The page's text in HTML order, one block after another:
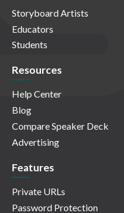
Storyboard Artists
Educators
Students
Resources
Help Center
Blog
Compare Speaker Deck
Advertising
Features
Private URLs
Password Protection